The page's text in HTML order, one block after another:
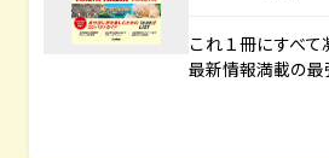
これ１冊にすべ
最新情報満載の最